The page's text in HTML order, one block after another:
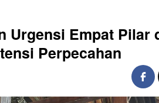
Urgensi Empat Pilar
Perpecahan